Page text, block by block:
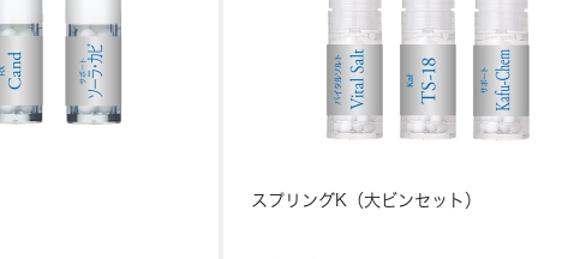
スプリングK（大ビンセット）